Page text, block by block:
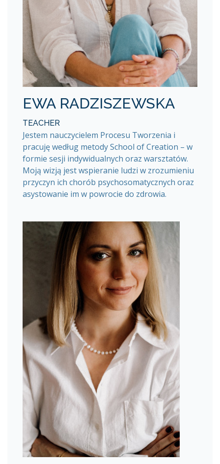
EWA RADZISZEWSKA
TEACHER
Jestem nauczycielem Procesu Tworzenia i
pracuję według metody School of Creation – w
formie sesji indywidualnych oraz warsztatów.
Moją wizją jest wspieranie ludzi w zrozumieniu
przyczyn ich chorób psychosomatycznych oraz
asystowanie im w powrocie do zdrowia.